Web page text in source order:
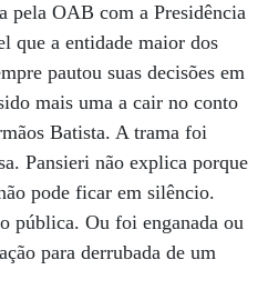
pela OAB com a Presidência
que a entidade maior dos
pautou suas decisões em
mais uma a cair no conto
Batista. A trama foi
Pansieri não explica porque
pode ficar em silêncio.
pública. Ou foi enganada ou
para derrubada de um